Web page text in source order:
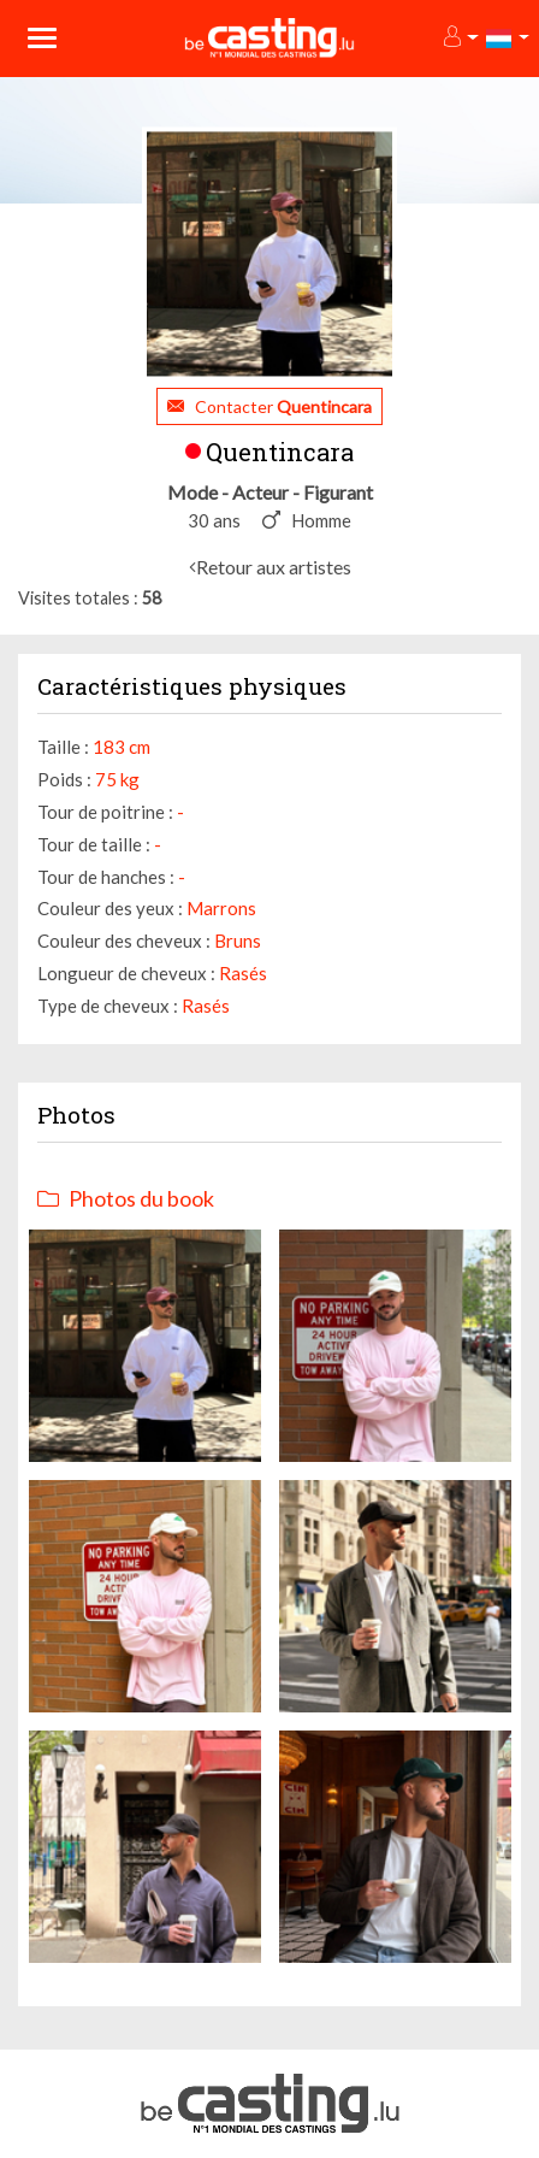
ContacterQuentincara
Quentincara
Mode - Acteur - Figurant
30 ans Homme
Retour aux artistes
Visites totales 58
Caractéristiques physiques
Taille : 183 cm
Poids : 75 kg
Tour de poitrine : -
Tour de taille : -
Tour de hanches : -
Couleur des yeux : Marrons
Couleur des cheveux : Bruns
Longueur de cheveux : Rasés
Type de cheveux : Rasés
Photos
Photos du book